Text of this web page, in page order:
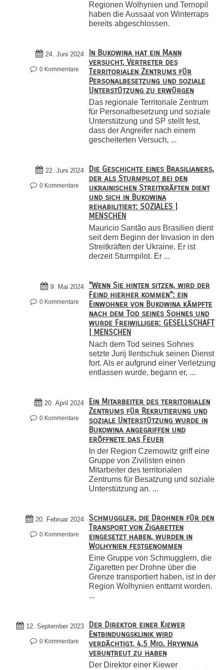
Regionen Wolhynien und Ternopil
haben die Aussaat von Winterraps
bereits abgeschlossen.
24. Juni 2024
0 Kommentare
In Bukowina hat ein Mann
versucht, Vertreter des
Territorialen Zentrums für
Personalbesetzung und soziale
Unterstützung zu erwürgen
Das regionale Territoriale Zentrum
für Personalbesetzung und soziale
Unterstützung und SP stellt fest,
dass der Angreifer nach einem
gescheiterten Versuch, ...
22. Juni 2024
0 Kommentare
Die Geschichte eines Brasilianers,
der als Sturmpilot bei den
ukrainischen Streitkräften dient
und sich in Bukowina
rehabilitiert: SOZIALES |
MENSCHEN
Mauricio Santão aus Brasilien dient
seit dem Beginn der Invasion in den
Streitkräften der Ukraine. Er ist
derzeit Sturmpilot. Er ...
9. Mai 2024
0 Kommentare
"Wenn Sie hinten sitzen, wird der
Feind hierher kommen": ein
Einwohner von Bukowina kämpfte
nach dem Tod seines Sohnes und
wurde Freiwilliger: GESELLSCHAFT
| MENSCHEN
Nach dem Tod seines Sohnes
setzte Jurij Ilentschuk seinen Dienst
fort. Als er aufgrund einer Verletzung
entlassen wurde, begann er, ...
20. April 2024
0 Kommentare
Ein Mitarbeiter des territorialen
Zentrums für Rekrutierung und
soziale Unterstützung wurde in
Bukowina angegriffen und
eröffnete das Feuer
In der Region Czernowitz griff eine
Gruppe von Zivilisten einen
Mitarbeiter des territorialen
Zentrums für Besatzung und soziale
Unterstützung an. ...
20. Februar 2024
0 Kommentare
Schmuggler, die Drohnen für den
Transport von Zigaretten
eingesetzt haben, wurden in
Wolhynien festgenommen
Eine Gruppe von Schmugglern, die
Zigaretten per Drohne über die
Grenze transportiert haben, ist in der
Region Wolhynien enttarnt worden.
...
12. September 2023
0 Kommentare
Der Direktor einer Kiewer
Entbindungsklinik wird
verdächtigt, 4,5 Mio. Hrywnja
veruntreut zu haben
Der Direktor einer Kiewer